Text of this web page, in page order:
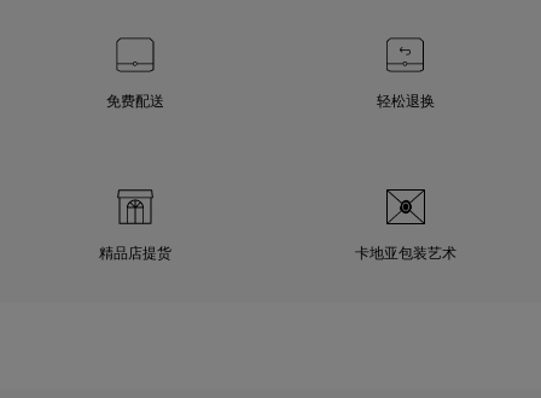
免费配送 轻松退换
精品店提货 卡地亚包装艺术